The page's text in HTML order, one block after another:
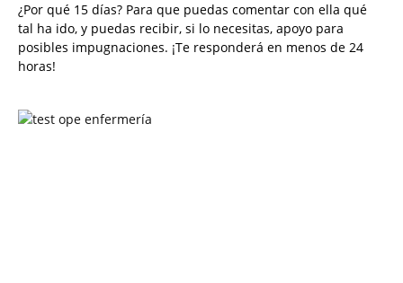
¿Por qué 15 días? Para que puedas comentar con ella qué
tal ha ido, y puedas recibir, si lo necesitas, apoyo para
posibles impugnaciones. ¡Te responderá en menos de 24
horas!